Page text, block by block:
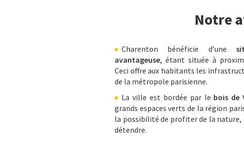
Notre
Charenton bénéficie d’une
avantageuse, étant située à
Ceci offre aux habitants les
de la métropole parisienne.
La ville est bordée par le bois de
grands espaces verts de la région
la possibilité de profiter de la nature,
détendre.